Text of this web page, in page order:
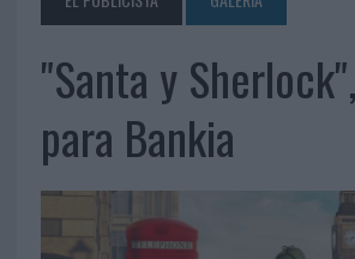
"Santa y
para Bankia